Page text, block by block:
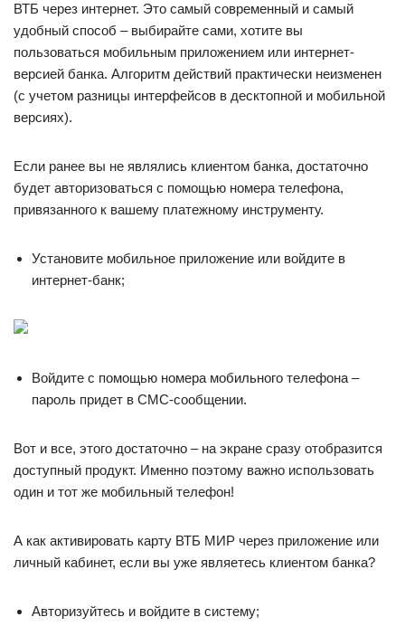
ВТБ через интернет. Это самый современный и самый
удобный способ – выбирайте сами, хотите вы
пользоваться мобильным приложением или интернет-
версией банка. Алгоритм действий практически неизменен
(с учетом разницы интерфейсов в десктопной и мобильной
версиях).
Если ранее вы не являлись клиентом банка, достаточно
будет авторизоваться с помощью номера телефона,
привязанного к вашему платежному инструменту.
Установите мобильное приложение или войдите в
интернет-банк;
Войдите с помощью номера мобильного телефона –
пароль придет в СМС-сообщении.
Вот и все, этого достаточно – на экране сразу отобразится
доступный продукт. Именно поэтому важно использовать
один и тот же мобильный телефон!
А как активировать карту ВТБ МИР через приложение или
личный кабинет, если вы уже являетесь клиентом банка?
Авторизуйтесь и войдите в систему;